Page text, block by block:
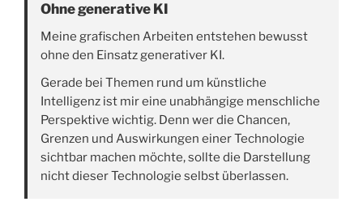
Ohne generative KI
Meine grafischen Arbeiten entstehen bewusst
ohne den Einsatz generativer KI.
Gerade bei Themen rund um künstliche
Intelligenz ist mir eine unabhängige menschliche
Perspektive wichtig. Denn wer die Chancen,
Grenzen und Auswirkungen einer Technologie
sichtbar machen möchte, sollte die Darstellung
nicht dieser Technologie selbst überlassen.